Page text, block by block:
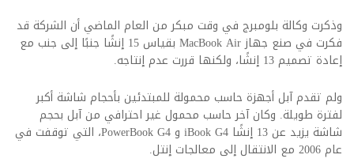
وذكرت وكالة بلومبرج في وقت مبكر من العام الماضي أن الشركة قد
فكرت في صنع جهاز MacBook Air بقياس 15 إنشًا جنبًا إلى جنب مع
إعادة تصميم 13 إنشًا، ولكنها قررت عدم إنتاجه.
ولم تقدم آبل أجهزة حاسب محمولة للمبتدئين بأحجام شاشة أكبر
لفترة طويلة. وكان آخر حاسب محمول غير احترافي من آبل بحجم
شاشة يزيد عن 13 إنشًا
iBook G4 و PowerBook G4، التي توقفت في
عام 2006 مع الانتقال إلى معالجات إنتل.